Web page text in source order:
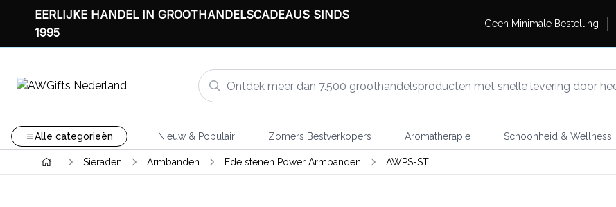
EERLIJKE HANDEL IN GROOTHANDELSCADEAUS SINDS
1995
Geen Minimale Bestelling
Alle categorieën Nieuw & Populair Zomers Bestverkopers Aromatherapie Schoonheid & Wellness
Sieraden Armbanden Edelstenen Power Armbanden AWPS-ST